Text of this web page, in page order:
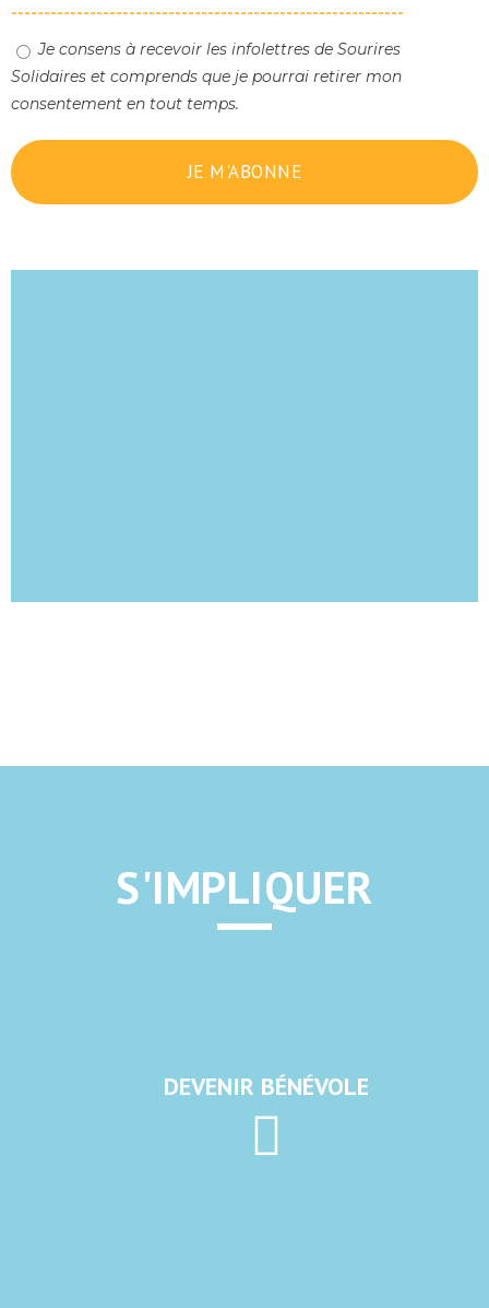
------------------------------------------------------------
Je consens à recevoir les infolettres de Sourires
Solidaires et comprends que je pourrai retirer mon
consentement en tout temps.
JE M'ABONNE
S'IMPLIQUER
DEVENIR BÉNÉVOLE